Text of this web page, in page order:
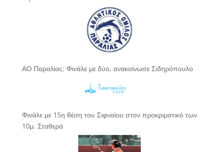
ΑΟ Παραλίας: Φινάλε με δύο, ανακοίνωσε Σιδηρόπουλο
Φινάλε με 15η θέση του Σιφναίου στον προκριματικό των
10μ. Σταθερά